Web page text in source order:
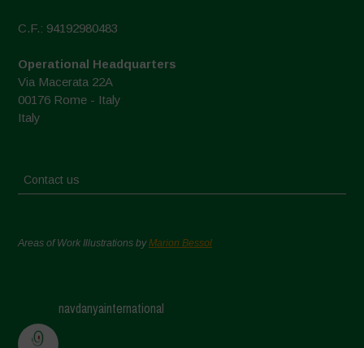
C.F.: 94192980483
Operational Headquarters
Via Macerata 22A
00176 Rome - Italy
Italy
Contact us
Areas of Work Illustrations byMarion Bessol
navdanyainternational